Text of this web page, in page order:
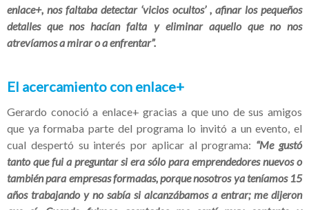
enlace+, nos faltaba detectar ‘vicios ocultos’ , afinar los pequeños
detalles que nos hacían falta y eliminar aquello que no nos
atrevíamos a mirar o a enfrentar”.
El acercamiento con enlace+
Gerardo conoció a enlace+ gracias a que uno de sus amigos
que ya formaba parte del programa lo invitó a un evento, el
cual despertó su interés por aplicar al programa: “Me gustó
tanto que fui a preguntar si era sólo para emprendedores nuevos o
también para empresas formadas, porque nosotros ya teníamos 15
años trabajando y no sabía si alcanzábamos a entrar; me dijeron